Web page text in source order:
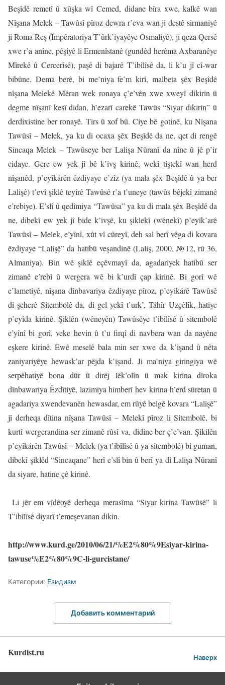
Beşîdê remetî û xûşka wî Cemed, didane bîra xwe, kalkê wan
Nîşana Melek – Tawûsî pîroz dewra r’eva wan ji destê sirmaniyê
ji Roma Reş (Împêratoriya T’ûrk’iyayêye Osmaliyê), ji qeza Qersê
xwe r’a anîne, pêşiyê li Ermenîstanê (gundêd herêma Axbaranêye
Mîrekê û Cercerîsê), paşê di bajarê T’ibîlîsê da, li k’u jî cî-war
bibûne. Dema berê, bi me’niya fe’m kirî, malbeta şêx Beşîdê
nîşana Melekê Mêran wek ronaya ç’e’vên xwe xweyî dikirin û
degme nîşanî kesî didan, h’ezarî carekê Tawûs “Siyar dikirin” û
derdixistine ber ronayê. Tirs û xof bû. Ciye bê gotinê, ku Nişana
Tawûsî – Melek, ya ku di ocaxa şêx Beşîdê da ne, qet di rengê
Sincaqa Melek – Tawûseye ber Lalişa Nûranî da nîne û jê p’ir
cidaye. Gere ew yek jî bê k’ivş kirinê, wekî tiştekî wan herd
nîşanêd, p’eyîkárên êzdiyaye e’zîz (ya mala şêx Beşîdê û ya ber
Lalişê) t’evî şiklê teyîrê Tawûsê r’a t’uneye (tawûs bêjekî zimanê
e’rebiye). E’slî û qedîmiya “Tawûsa” ya ku di mala şêx Beşîdê da
ne, dibekî ew yek jî bide k’ivşê, ku şiklekî (wênekî) p’eyîk’arê
Tawûsî – Melek, e’yînî, xût vî cûreyî, deh sal berî vêga di kovara
êzdiyaye “Lalişê” da hatibû veşandinê (Laliş, 2000, №12, rû 36,
Almaniya). Bin wê şiklê eçêvmayî da, agadariyek hatibû ser
zimanê e’rebî û wergera wê bi k’urdî çap kirinê. Bi gorî wê
e’lametiyê, nîşana dînbavariya êzdiyaye pîroz, p’eyikárê Tawûsê
di şeherê Sitembolê da, di gel yekî t’urk’, Táhîr Uzçêlîk, hatiye
p’eyîda kirinê. Şiklên (wêneyên) Tawûsêye t’ibîlîsê û sitembolê
e’yînî bi gorî, veke hevin û t’u firqî di navbera wan da nayêne
eşkere kirinê. Ewê meselê bala min ser xwe da k’işand û nêta
zaniyariyêye hewask’ar pêjda k’işand. Ji ma’niya giringiya wê
serpêhatiyê bona dûr û dirêj lêk’olîn û mak kirina dîroka
dînbawariya Êzdîtiyê, lazimiya himberî hev kirina h’erd sûretan û
agadariya xwendevanên hewasdar, em rûyê belgê kovara “Lalişê”
jî derheqa dîtina nîşana Tawûsî – Melekî pîroz li Sitembolê, bi
kurtî wergerandina ser zimanê rûsî va, didine ber ç’e’van. Şikilên
p’eyîkárên Tawûsî – Melek (ya t’ibîlîsê û ya sitembolê) bi guman,
dibekî şiklêd “Sincaqane” herî e’slî bin û berî ya di Lalişa Nûranî
da siyare, hatine çê kirinê.
Li jêr em vîdêoyê derheqa merasîma “Siyar kirina Tawûsê” li
T’ibîlîsê diyarî t’emeşevanan dikin.
http://www.kurd.ge/2010/06/21/%E2%80%9Esiyar-kirina-
tawuse%E2%80%9C-li-gurcistane/
Категории: Езидизм
Добавить комментарий
Kurdist.ru Наверх